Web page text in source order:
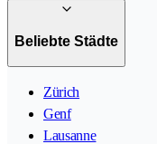
Beliebte Städte
Zürich
Genf
Lausanne